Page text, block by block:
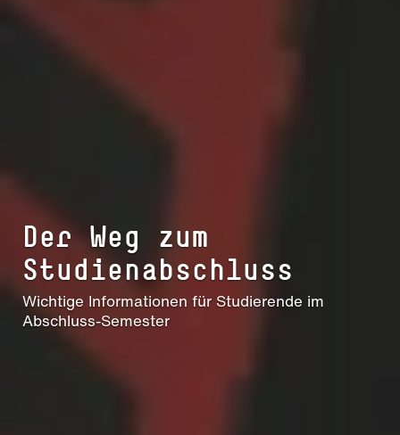
Der Weg zum
Studienabschluss
Wichtige Informationen für Studierende im
Abschluss-Semester